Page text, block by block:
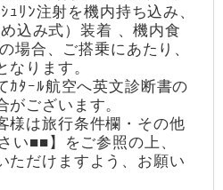
ﾘﾝ注射を機内持ち込み、
込み式）装着 、機内食
場合、ご搭乗にあたり、
ります。
ﾀｰﾙ航空へ英文診断書の
ございます。
は旅行条件欄・その他
い■■】をご参照の上、
だけますよう、お願い